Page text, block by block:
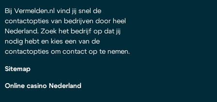
Bij Vermelden.nl vind jij snel de
contactopties van bedrijven door heel
Nederland. Zoek het bedrijf op dat jij
nodig hebt en kies een van de
contactopties om contact op te nemen.
Sitemap
Online casino Nederland